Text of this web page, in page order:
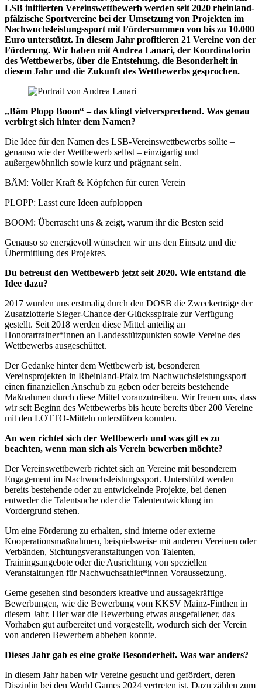
LSB initiierten Vereinswettbewerb werden seit 2020 rheinland-
pfälzische Sportvereine bei der Umsetzung von Projekten im
Nachwuchsleistungssport mit Fördersummen von bis zu 10.000
Euro unterstützt. In diesem Jahr profitieren 21 Vereine von der
Förderung. Wir haben mit Andrea Lanari, der Koordinatorin
des Wettbewerbs, über die Entstehung, die Besonderheit in
diesem Jahr und die Zukunft des Wettbewerbs gesprochen.
„Bäm Plopp Boom“ – das klingt vielversprechend. Was genau
verbirgt sich hinter dem Namen?
Die Idee für den Namen des LSB-Vereinswettbewerbs sollte –
genauso wie der Wettbewerb selbst – einzigartig und
außergewöhnlich sowie kurz und prägnant sein.
BÄM: Voller Kraft & Köpfchen für euren Verein
PLOPP: Lasst eure Ideen aufploppen
BOOM: Überrascht uns & zeigt, warum ihr die Besten seid
Genauso so energievoll wünschen wir uns den Einsatz und die
Übermittlung des Projektes.
Du betreust den Wettbewerb jetzt seit 2020. Wie entstand die
Idee dazu?
2017 wurden uns erstmalig durch den DOSB die Zweckerträge der
Zusatzlotterie Sieger-Chance der Glücksspirale zur Verfügung
gestellt. Seit 2018 werden diese Mittel anteilig an
Honorartrainer*innen an Landesstützpunkten sowie Vereine des
Wettbewerbs ausgeschüttet.
Der Gedanke hinter dem Wettbewerb ist, besonderen
Vereinsprojekten in Rheinland-Pfalz im Nachwuchsleistungssport
einen finanziellen Anschub zu geben oder bereits bestehende
Maßnahmen durch diese Mittel voranzutreiben. Wir freuen uns, dass
wir seit Beginn des Wettbewerbs bis heute bereits über 200 Vereine
mit den LOTTO-Mitteln unterstützen konnten.
An wen richtet sich der Wettbewerb und was gilt es zu
beachten, wenn man sich als Verein bewerben möchte?
Der Vereinswettbewerb richtet sich an Vereine mit besonderem
Engagement im Nachwuchsleistungssport. Unterstützt werden
bereits bestehende oder zu entwickelnde Projekte, bei denen
entweder die Talentsuche oder die Talententwicklung im
Vordergrund stehen.
Um eine Förderung zu erhalten, sind interne oder externe
Kooperationsmaßnahmen, beispielsweise mit anderen Vereinen oder
Verbänden, Sichtungsveranstaltungen von Talenten,
Trainingsangebote oder die Ausrichtung von speziellen
Veranstaltungen für Nachwuchsathlet*innen Voraussetzung.
Gerne gesehen sind besonders kreative und aussagekräftige
Bewerbungen, wie die Bewerbung vom KKSV Mainz-Finthen in
diesem Jahr. Hier war die Bewerbung etwas ausgefallener, das
Vorhaben gut aufbereitet und vorgestellt, wodurch sich der Verein
von anderen Bewerbern abheben konnte.
Dieses Jahr gab es eine große Besonderheit. Was war anders?
In diesem Jahr haben wir Vereine gesucht und gefördert, deren
Disziplin bei den World Games 2024 vertreten ist. Dazu zählen zum